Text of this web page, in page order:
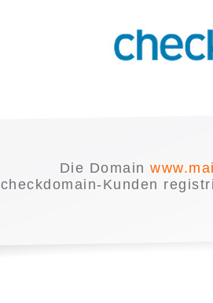
Die Domain
checkdomain-Kunden